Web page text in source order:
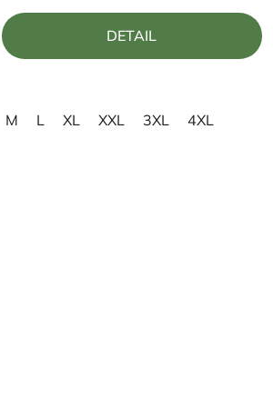
5,0
z
DETAIL
M L XL XXL 3XL 4XL